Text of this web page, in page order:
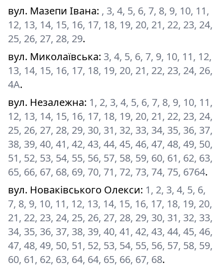
вул. Мазепи Івана: , 3, 4, 5, 6, 7, 8, 9, 10, 11,
12, 13, 14, 15, 16, 17, 18, 19, 20, 21, 22, 23, 24,
25, 26, 27, 28, 29.
вул. Миколаївська: 3, 4, 5, 6, 7, 9, 10, 11, 12,
13, 14, 15, 16, 17, 18, 19, 20, 21, 22, 23, 24, 26,
4А.
вул. Незалежна: 1, 2, 3, 4, 5, 6, 7, 8, 9, 10, 11,
12, 13, 14, 15, 16, 17, 18, 19, 20, 21, 22, 23, 24,
25, 26, 27, 28, 29, 30, 31, 32, 33, 34, 35, 36, 37,
38, 39, 40, 41, 42, 43, 44, 45, 46, 47, 48, 49, 50,
51, 52, 53, 54, 55, 56, 57, 58, 59, 60, 61, 62, 63,
65, 66, 67, 68, 69, 70, 71, 72, 73, 74, 75, 6764.
вул. Новаківського Олекси: 1, 2, 3, 4, 5, 6,
7, 8, 9, 10, 11, 12, 13, 14, 15, 16, 17, 18, 19, 20,
21, 22, 23, 24, 25, 26, 27, 28, 29, 30, 31, 32, 33,
34, 35, 36, 37, 38, 39, 40, 41, 42, 43, 44, 45, 46,
47, 48, 49, 50, 51, 52, 53, 54, 55, 56, 57, 58, 59,
60, 61, 62, 63, 64, 64, 65, 66, 67, 68.